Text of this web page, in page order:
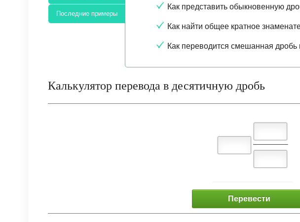
Последние примеры
Как представить обыкновенную
Как найти общее кратное
Как переводится смешанная
Калькулятор перевода в десятичную дробь
Перевести